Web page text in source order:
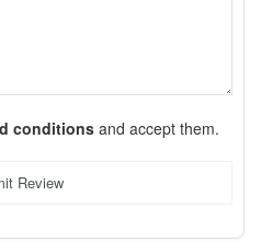
conditions and accept them.
Review